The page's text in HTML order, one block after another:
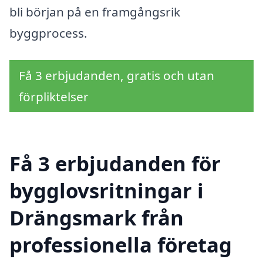
bli början på en framgångsrik
byggprocess.
Få 3 erbjudanden, gratis och utan
förpliktelser
Få 3 erbjudanden för
bygglovsritningar i
Drängsmark från
professionella företag